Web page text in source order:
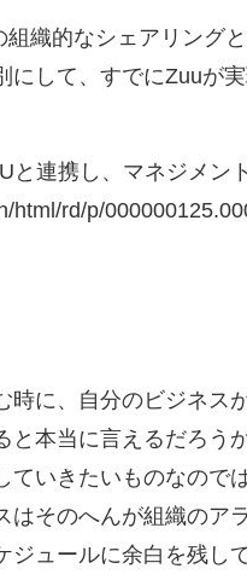
組織的なシェアリング
にして、すでにZuuが
と連携し、マネジメン
html/rd/p/
時に、自分のビジネス
と本当に言えるだろう
ていきたいものなの
はそのへんが組織のア
ジュールに余白を残し